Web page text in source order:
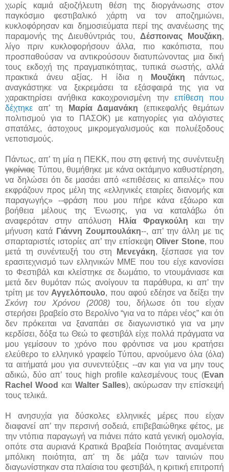
χωρίς καμιά αξιοζήλευτη θέση της διοργάνωσης στον
παγκόσμιο φεστιβαλικό χάρτη να τον αποζημιώνει,
κυκλοφόρησαν και δημοσιεύματα περί της ανανέωσης της
παραμονής της Διευθύντριάς του, Δέσποινας Μουζάκη,
λίγο πριν κυκλοφορήσουν άλλα, πιο κακόπιστα, που
προσπαθούσαν να αντικρούσουν διατυπώνοντας μια δική
τους εκδοχή της πραγματικότητας, τυπικά σωστής, αλλά
πρακτικά άνευ αξίας. Η ίδια η
Μουζάκη πάντως,
αναγκάστηκε να ξεκρεμάσει τα εξάσφαιρά της για να
χαρακτηρίσει ανήθικα κακοχρονισμένη την επίθεση που
δέχτηκε απ’ τη Μαρία Δαμανάκη (επικεφαλής θεμάτων
πολιτισμού για το ΠΑΣΟΚ) με κατηγορίες για αλόγιστες
σπατάλες, άστοχους μικρομεγαλισμούς και πολυέξοδους
νεποτισμούς.
Πάντως, απ’ τη μία η ΠΕΚΚ, που στη φετινή της συνέντευξη
γκρίνιας Τύπου, θυμήθηκε με κάνα οκτάμηνο καθυστέρηση,
να δηλώσει ότι δε μασάει από «επιθέσεις κι απειλές» που
εκφράζουν προς μέλη της «ελληνικές εταιρίες διανομής και
παραγωγής» --φράση που μου πήρε κάνα εξάωρο και
βοήθεια μέλους της Ένωσης, για να καταλάβω ότι
αναφερόταν στην απόλυση
Ηλία Φραγκούλη και την
μήνυση κατά Γιάννη Ζουμπουλάκη--, απ’ την άλλη με τις
σπαρταριστές ιστορίες απ’ την επίσκεψηOliver Stone, που
μετά τη συνέντευξή του στη
Μενεγάκη, ξέσπασε για τον
ερασιτεχνισμό των ελληνικών ΜΜΕ που του είχε κανονίσει
το Φεστιβάλ και κλείστηκε σε δωμάτιο, το ντουμάνιασε και
μετά δεν θυμόταν πώς ανοίγουν τα παράθυρα, κι απ’ την
τρίτη με τον Αγγελόπουλο, που αφού εδέησε να δείξει την
Σκόνη του Χρόνου (2008) του, δήλωσε ότι του είχαν
στερήσει βραβείο στο Βερολίνο “για να το πάρει νέος” και ότι
δεν πρόκειται να ξαναπάει σε διαγωνιστικό για να μην
κερδίσει, δόξα τω Θεώ το φεστιβάλ είχε πολλά πράγματα να
μου γεμίσουν το χρόνο που φρόντισε να μου κρατήσει
ελεύθερο το ελληνικό γραφείο Τύπου, αρνούμενο όλα (όλα)
τα αιτήματά μου για συνεντεύξεις --αν και για να μην τους
αδικώ, δύο απ’ τους high profile καλεσμένους τους (Evan
Rachel Wood και Walter Salles), ακύρωσαν την επίσκεψή
τους τελικά.
Η ανησυχία για δύσκολες ελληνικές μέρες που είχαν
διαφανεί απ’ την περσινή σοδειά, επιβεβαιώθηκε φέτος, με
την ντόπια παραγωγή να πιάνει πάτο κατά γενική ομολογία,
οπότε στα αυριανά Κρατικά Βραβεία Ποιότητας αναμένεται
μπόλικη ποιότητα, απ' τη δε μάζα των ταινιών που
διαγωνίστηκαν στα πλαίσια του φεστιβάλ, η κριτική επιτροπή